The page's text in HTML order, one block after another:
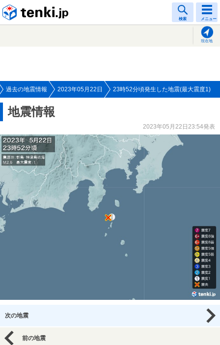
検索 メニュー
現在地
過去の地震情報 2023年05月22日 23時52分頃発生した地震(最大震度1)
地震情報
2023年05月22日23:54発表
次の地震
前の地震